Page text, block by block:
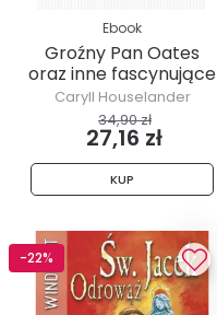
Ebook
Groźny Pan Oates
oraz inne fascynujące
opowieści
Caryll Houselander
34,90 zł
27,16 zł
KUP
-22%